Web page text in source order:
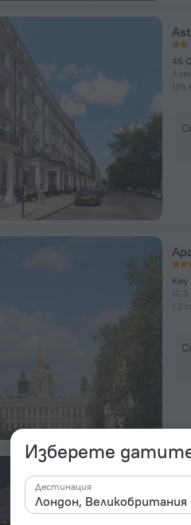
Изберете
Дестинация
45
4
Key
1,2
56-
1,7